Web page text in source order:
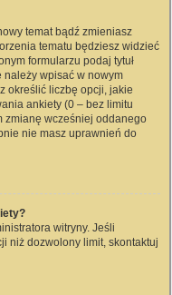
temat bądź zmieniasz
tematu będziesz widzieć
formularzu podaj tytuł
wpisać w nowym
określić liczbę opcji, jakie
ankiety (0 – bez limitu
zmianę wcześniej oddanego
nie masz uprawnień do
witryny. Jeśli
niż dozwolony limit, skontaktuj